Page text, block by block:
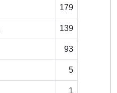
179
139
93
5
1